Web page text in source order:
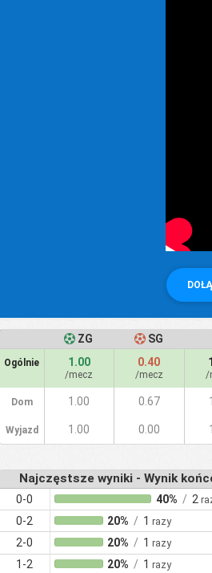
ZG SG
Ogólnie 1.00
/mecz
0.40
/mecz /
Dom 1.00 0.67
Wyjazd 1.00 0.00
Najczęstsze wyniki - Wynik
0-0 40% / 2
0-2 20% / 1razy
2-0 20% / 1razy
1-2 20% / 1razy